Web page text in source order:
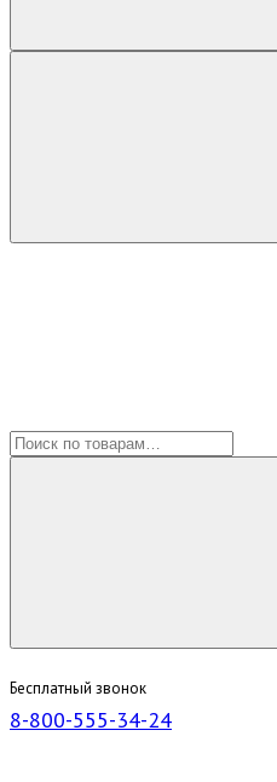
Бесплатный звонок
8-800-555-34-24